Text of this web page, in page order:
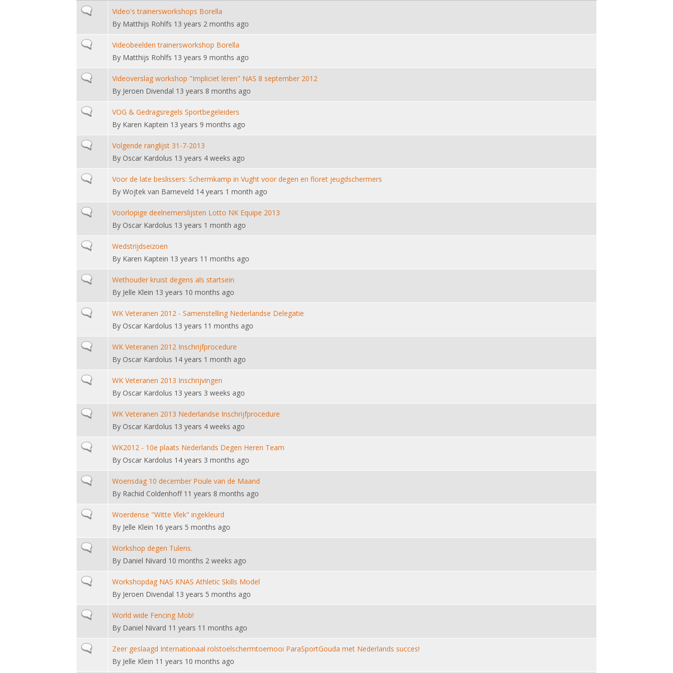
Normal topicVideo's trainersworkshops Borella
By Matthijs Rohlfs 13 years 2 months ago
Normal topicVideobeelden trainersworkshop Borella
By Matthijs Rohlfs 13 years 9 months ago
Normal topicVideoverslag workshop "Impliciet leren" NAS 8 september 2012
By Jeroen Divendal 13 years 8 months ago
Normal topicVOG & Gedragsregels Sportbegeleiders
By Karen Kaptein 13 years 9 months ago
Normal topicVolgende ranglijst 31-7-2013
By Oscar Kardolus 13 years 4 weeks ago
Normal topicVoor de late beslissers: Schermkamp in Vught voor degen en floret jeugdschermers
By Wojtek van Barneveld 14 years 1 month ago
Normal topicVoorlopige deelnemerslijsten Lotto NK Equipe 2013
By Oscar Kardolus 13 years 1 month ago
Normal topicWedstrijdseizoen
By Karen Kaptein 13 years 11 months ago
Normal topicWethouder kruist degens als startsein
By Jelle Klein 13 years 10 months ago
Normal topicWK Veteranen 2012 - Samenstelling Nederlandse Delegatie
By Oscar Kardolus 13 years 11 months ago
Normal topicWK Veteranen 2012 Inschrijfprocedure
By Oscar Kardolus 14 years 1 month ago
Normal topicWK Veteranen 2013 Inschrijvingen
By Oscar Kardolus 13 years 3 weeks ago
Normal topicWK Veteranen 2013 Nederlandse Inschrijfprocedure
By Oscar Kardolus 13 years 4 weeks ago
Normal topicWK2012 - 10e plaats Nederlands Degen Heren Team
By Oscar Kardolus 14 years 3 months ago
Normal topicWoensdag 10 december Poule van de Maand
By Rachid Coldenhoff11 years 8 months ago
Normal topicWoerdense "Witte Vlek" ingekleurd
By Jelle Klein 16 years 5 months ago
Normal topicWorkshop degen Tulens.
By Daniel Nivard 10 months 2 weeks ago
Normal topicWorkshopdag NAS KNAS Athletic Skills Model
By Jeroen Divendal 13 years 5 months ago
Normal topicWorld wide Fencing Mob!
By Daniel Nivard 11 years 11 months ago
Normal topicZeer geslaagd Internationaal rolstoelschermtoernooi ParaSportGouda met Nederlands succes!
By Jelle Klein 11 years 10 months ago